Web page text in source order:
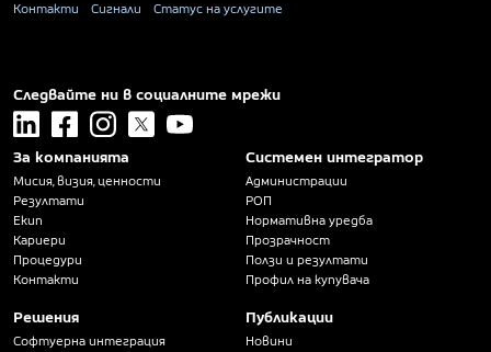
Контакти Сигнали Статус на услугите
Следвайте ни в социалните мрежи
linkedin facebookinstagram
x youtube
За компанията
Мисия, визия, ценности
Резултати
Екип
Кариери
Процедури
Контакти
Решения
Софтуерна интеграция
Системен интегратор
Администрации
РОП
Нормативна уредба
Прозрачност
Ползи и резултати
Профил на купувача
Публикации
Новини